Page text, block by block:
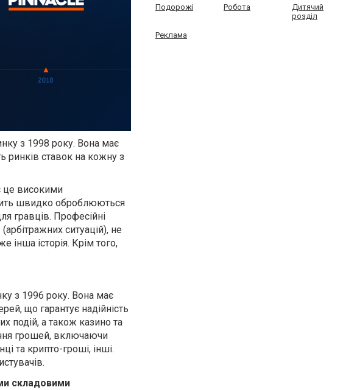
з 1998 року. Вона має
ринків ставок на кожну з
це високими
швидко оброблюються
гравців. Професійні
ситуацій), не
інша історія. Крім того,
з 1996 року. Вона має
що гарантує надійність
подій, а також казино та
грошей, включаючи
та крипто-гроші, інші.
складовими
Подорожі Робота
Дитячий
розділ
Реклама